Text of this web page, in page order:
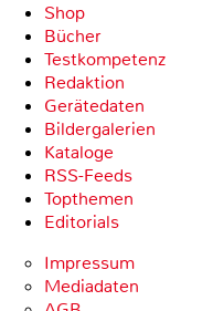
Shop
Bücher
Testkompetenz
Redaktion
Gerätedaten
Bildergalerien
Kataloge
RSS-Feeds
Topthemen
Editorials
Impressum
Mediadaten